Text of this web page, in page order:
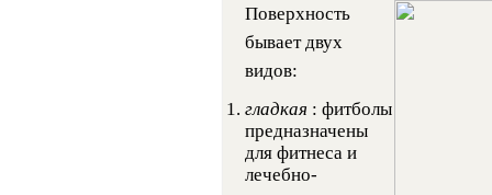
Поверхность
бывает двух
видов:
гладкая : фитболы
предназначены
для фитнеса и
лечебно-